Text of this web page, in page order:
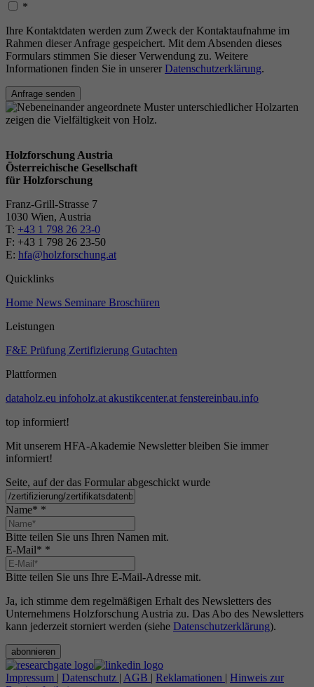
*
Ihre Kontaktdaten werden zum Zweck der Kontaktaufnahme im
Rahmen dieser Anfrage gespeichert. Mit dem Absenden dieses
Formulars stimmen Sie dieser Verwendung zu. Weitere
Informationen finden Sie in unserer Datenschutzerklärung.
Anfrage senden
Holzforschung Austria
Österreichische Gesellschaft
für Holzforschung
Franz-Grill-Strasse 7
1030 Wien, Austria
T: +43 1 798 26 23-0
​​F: +43 1 798 26 23-50
E: hfa@holzforschung.at
Quicklinks
Home News Seminare Broschüren
Leistungen
F&E Prüfung Zertifizierung Gutachten
Plattformen
dataholz.eu infoholz.at akustikcenter.at fenstereinbau.info
top informiert!
Mit unserem HFA-Akademie Newsletter bleiben Sie immer
informiert!
Seite, auf der das Formular abgeschickt wurde
Name* *
Bitte teilen Sie uns Ihren Namen mit.
E-Mail* *
Bitte teilen Sie uns Ihre E-Mail-Adresse mit.
Ja, ich stimme dem regelmäßigen Erhalt des Newsletters des
Unternehmens Holzforschung Austria zu. Das Abo des Newsletters
kann jederzeit storniert werden (siehe Datenschutzerklärung).
abonnieren
Impressum | Datenschutz | AGB | Reklamationen | Hinweis zur